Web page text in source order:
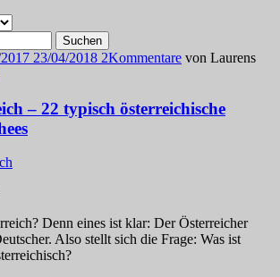
23/04/2018 2Kommentare von Laurens
– 22 typisch österreichische
Denn eines ist klar: Der Österreicher
Also stellt sich die Frage: Was ist